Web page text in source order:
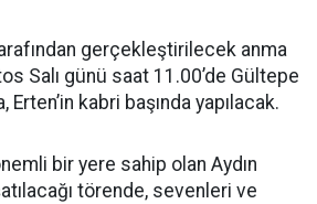
gerçekleştirilecek anma
Salı günü saat 11.00’de Gültepe
Erten’in kabri başında yapılacak.
bir yere sahip olan Aydın
törende, sevenleri ve